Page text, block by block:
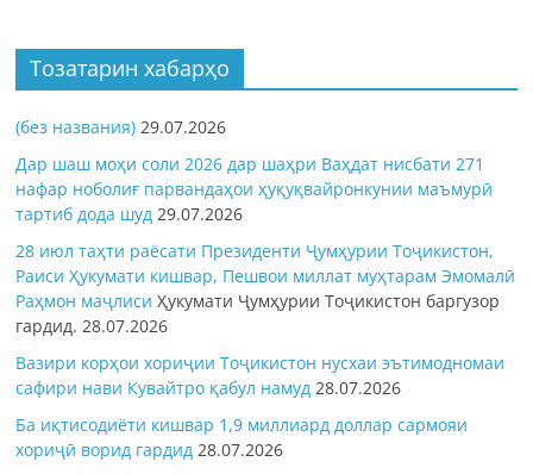
Тозатарин хабарҳо
(без названия) 29.07.2026
Дар шаш моҳи соли 2026 дар шаҳри Ваҳдат нисбати 271
нафар ноболиғ парвандаҳои ҳуқуқвайронкунии маъмурӣ
тартиб дода шуд 29.07.2026
28 июл таҳти раёсати Президенти Ҷумҳурии Тоҷикистон,
Раиси Ҳукумати кишвар, Пешвои миллат муҳтарам Эмомалӣ
Раҳмон маҷлисиҲукумати Ҷумҳурии Тоҷикистон баргузор
гардид.28.07.2026
Вазири корҳои хориҷии Тоҷикистон нусхаи эътимодномаи
сафири нави Кувайтро қабул намуд 28.07.2026
Ба иқтисодиёти кишвар 1,9 миллиард доллар сармояи
хориҷӣ ворид гардид 28.07.2026